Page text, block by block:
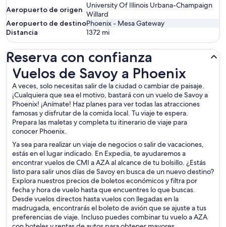
Aeropuerto de origen University Of Illinois Urbana-Champaign
Willard
Aeropuerto de destinoPhoenix - Mesa Gateway
Distancia
1372 mi
Reserva con confianza
Vuelos de Savoy a Phoenix
A veces, solo necesitas salir de la ciudad o cambiar de paisaje.
¡Cualquiera que sea el motivo, bastará con un vuelo de Savoy a
Phoenix! ¡Anímate! Haz planes para ver todas las atracciones
famosas y disfrutar de la comida local. Tu viaje te espera.
Prepara las maletas y completa tu itinerario de viaje para
conocer Phoenix.
Ya sea para realizar un viaje de negocios o salir de vacaciones,
estás en el lugar indicado. En Expedia, te ayudaremos a
encontrar vuelos de CMI a AZA al alcance de tu bolsillo. ¿Estás
listo para salir unos días de Savoy en busca de un nuevo destino?
Explora nuestros precios de boletos económicos y filtra por
fecha y hora de vuelo hasta que encuentres lo que buscas.
Desde vuelos directos hasta vuelos con llegadas en la
madrugada, encontrarás el boleto de avión que se ajuste a tus
preferencias de viaje. Incluso puedes combinar tu vuelo a AZA
Vuelos de Savoy a Phoenix